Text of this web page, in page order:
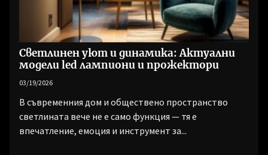
Светлинен уют и динамика: Актуални
модели led лампиони и прожектори
03/19/2026
В съвременния дом и обществено пространство
светлината вече не е само функция — тя е
впечатление, емоция и инструмент за...